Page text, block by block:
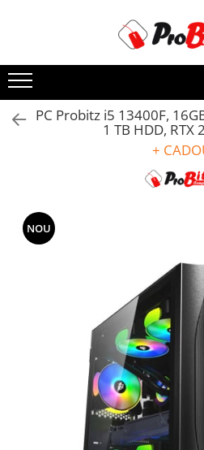
Laptopuri si accesorii
Laptopuri
Componente NOI Laptop
Memorii laptop
Componente REFURBISHED Laptop
Hard Disk-uri Refurbished
Accesorii Laptop
Docking stations
Incarcatoare laptop
Incarcatoare laptop refurbished
PC Probitz i5 13400F,
1 TB HDD, RTX
+
NOU